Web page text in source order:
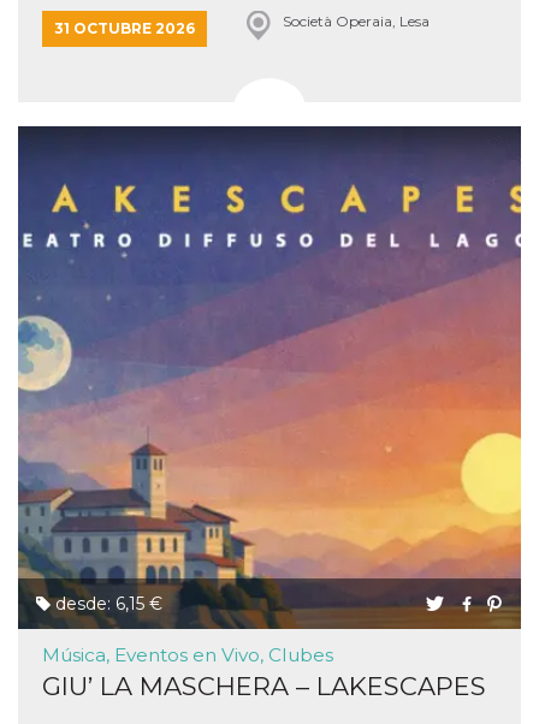
31 OCTUBRE 2026 Società Operaia, Lesa
desde: 6,15 €
Música, Eventos en Vivo, Clubes
GIU’ LA MASCHERA – LAKESCAPES